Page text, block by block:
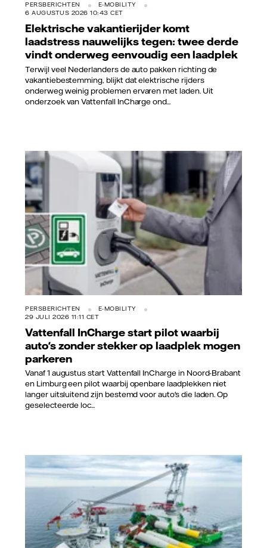
PERSBERICHTEN
E-MOBILITY
6 AUGUSTUS 2026 10:43 CET
Elektrische vakantierijder komt
laadstress nauwelijks tegen: twee derde
vindt onderweg eenvoudig een laadplek
Terwijl veel Nederlanders de auto pakken richting de
vakantiebestemming, blijkt dat elektrische rijders
onderweg weinig problemen ervaren met laden. Uit
onderzoek van Vattenfall InCharge ond...
Vattenfall/Jorrit Lousberg
PERSBERICHTEN
E-MOBILITY
29 JULI 2026 11:11 CET
Vattenfall InCharge start pilot waarbij
auto's zonder stekker op laadplek mogen
parkeren
Vanaf 1 augustus start Vattenfall InCharge in Noord-Brabant
en Limburg een pilot waarbij openbare laadplekken niet
langer uitsluitend zijn bestemd voor auto's die laden. Op
geselecteerde loc...